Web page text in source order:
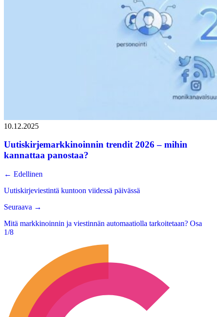
10.12.2025
Uutiskirjemarkkinoinnin trendit 2026 – mihin
kannattaa panostaa?
← Edellinen
Uutiskirjeviestintä kuntoon viidessä päivässä
Seuraava →
Mitä markkinoinnin ja viestinnän automaatiolla tarkoitetaan? Osa
1/8